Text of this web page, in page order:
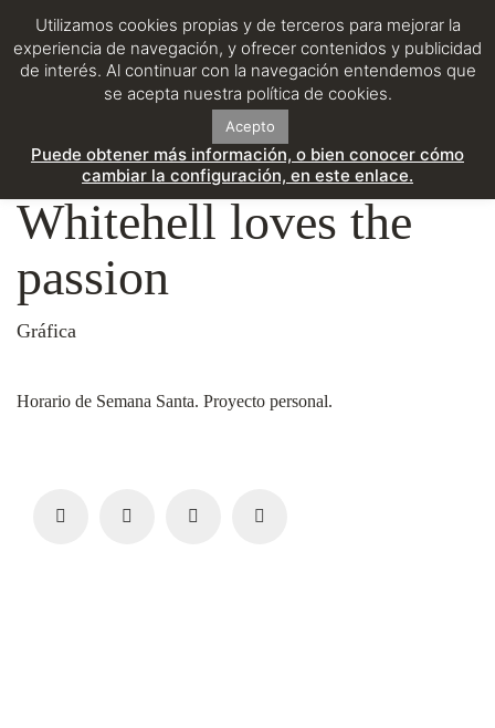
Whitehell loves the
passion
Gráfica
Horario de Semana Santa. Proyecto personal.
Utilizamos cookies propias y de terceros para mejorar la
experiencia de navegación, y ofrecer contenidos y publicidad
de interés. Al continuar con la navegación entendemos que
se acepta nuestra política de cookies.
Acepto
Puede obtener más información, o bien conocer cómo
cambiar la configuración, en este enlace.